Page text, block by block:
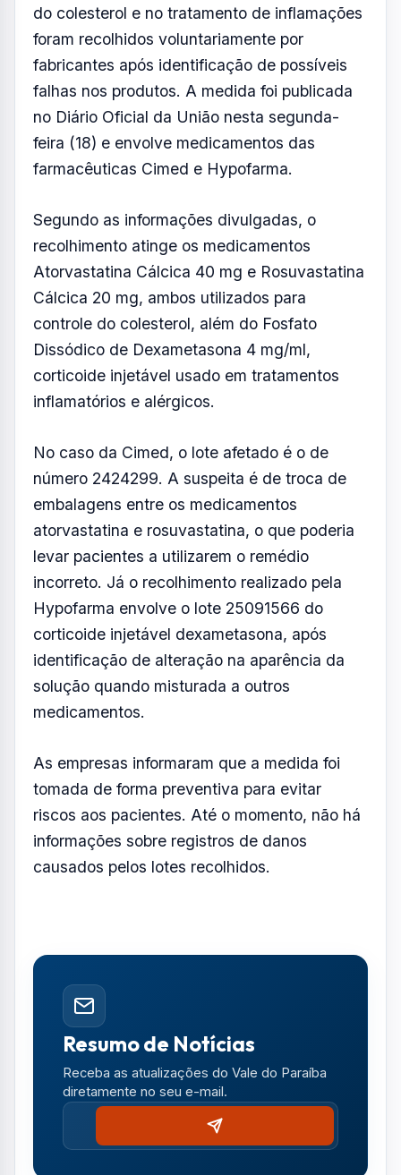
do colesterol e no tratamento de inflamações
foram recolhidos voluntariamente por
fabricantes após identificação de possíveis
falhas nos produtos. A medida foi publicada
no Diário Oficial da União nesta segunda-
feira (18) e envolve medicamentos das
farmacêuticas Cimed e Hypofarma.
Segundo as informações divulgadas, o
recolhimento atinge os medicamentos
Atorvastatina Cálcica 40 mg e Rosuvastatina
Cálcica 20 mg, ambos utilizados para
controle do colesterol, além do Fosfato
Dissódico de Dexametasona 4 mg/ml,
corticoide injetável usado em tratamentos
inflamatórios e alérgicos.
No caso da Cimed, o lote afetado é o de
número 2424299. A suspeita é de troca de
embalagens entre os medicamentos
atorvastatina e rosuvastatina, o que poderia
levar pacientes a utilizarem o remédio
incorreto. Já o recolhimento realizado pela
Hypofarma envolve o lote 25091566 do
corticoide injetável dexametasona, após
identificação de alteração na aparência da
solução quando misturada a outros
medicamentos.
As empresas informaram que a medida foi
tomada de forma preventiva para evitar
riscos aos pacientes. Até o momento, não há
informações sobre registros de danos
causados pelos lotes recolhidos.
Resumo de Notícias
Receba as atualizações do Vale do Paraíba
diretamente no seu e-mail.